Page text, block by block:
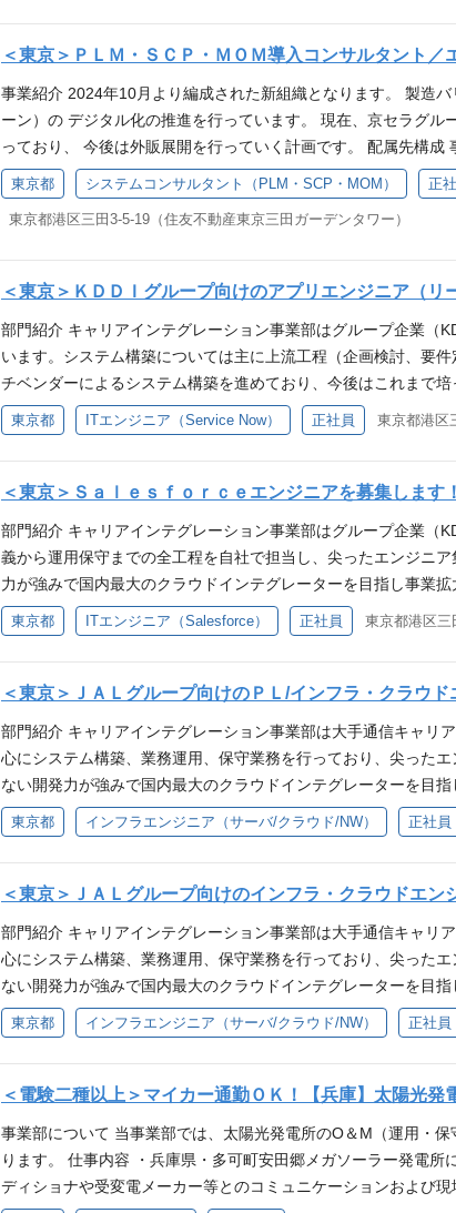
る管理職研修などもございます。また、ダイバーシティ&イン
組んでいます。 ◆スペシャリストコース 専門的な知識・スキル
別や年次を問わず160名以上の方々が認定されています。実績
も可能です。 年齢に関係なく若手でも活躍できる仕組みになっ
ースとスペシャリストコースの双方間での転換が可能です。 必
ERP/生産管理パッケージ導入経験（GLOVIA、EXPLANNER、
S、電脳工場、等） ・SAP、OracleEBS、IFS等のグローバル
人部署からのメッセージ Infor社のERPパッケージ製品と京セラ
ローバル展開を進める企業向けに事業を展開しています。 DX
中で、国内の製造業向けの導入数ナンバー１を目指して取り組
別を問わず幅広く活躍できる環境があります。 ご応募お待ちし
https://app.vachanavi.com/2025/02/19/kccs ▼採用動画（
om/watch?v=ZjWvFj3Mesk ・新卒採用向け／若手社員密着動画
recruit/ Note：https://note.com/kccs_recruit/
いただき、 各ソリューションの導入をリードいただけることを
PLM 4事業部への導入（プロジェクト規模：約8,000万円） ・
MOM 1事業部への導入（プロジェクト規模：約2億円） 必須ス
OM製品の導入経験（製品は問いません） ・製造業向けシステ
＊マネジメント経験（必須） ・プロジェクトもしくは組織マ
上) 歓迎スキル ＜PLM＞ ・Siemens社 Teamcenterの製品知識
is社 Maestro (旧称RapidResponse）の製品知識 ＜MOM＞ ・
で、新しいことにもチャレンジできる方 ・積極的に周りを巻き
にする方 キャリアステップ 製造業向けソリューション導入/業
テップアップする スペシャリストコース 、導入コンサルタン
とも可能です。 求人部署からのメッセージ ファクトリーソリュ
社としても注力領域として捉え、今後伸ばしていく事業となり
ております。 また、京セラグループのみならず日本の製造業の
ています。チャレンジできる土壌は整っており、プロジェクト
＜東京＞ＰＬＭ・ＳＣＰ・ＭＯＭ導入コンサルタント／
事業紹介 2024年10月より編成された新組織となります。 製造
ーン）の デジタル化の推進を行っています。 現在、京セラグ
っており、 今後は外販展開を行っていく計画です。 配属先構成
Mチームはそれぞれ6～10名程度で組織されています。 業務内
ソリューション「Kinaxis Maestro」 ③MOMソリューション「
ンジニアとして、 提案活動から、要件定義、導入支援、アドオ
ジェクト規模：約8,000万円） ・SCP 4事業部への導入（プ
ジェクト規模：約2億円） 必須スキル ＊下記いずれかのご経験
いません） ・製造業向けシステム導入経験（生産管理、品質管
ー経験（目安：5名以上） 歓迎スキル ＜PLM＞ ・Siemens社
経験者 ＜SCP＞ ・Kinaxis社 Maestro (旧称RapidResponse）の
人物像 ・明るく前向きで、新しいことにもチャレンジできる方
ミュニケーションを大切にする方 キャリアステップ 製造業向け
ニアコンサルタントとステップアップする スペシャリストコー
ジャ/部門マネージャとステップアップする マネジメントコース
転換をしていただくことも可能です。 求人部署からのメッセー
された組織であり、 会社としても注力領域として捉え、今後伸
ていただきたいと考えております。 また、京セラグループのみ
への貢献をしたい方からのご応募をお待ちしております。 参
SNSアカウント X(旧Twitter)：https://twitter.com/kccs_recruit
s://note.com/kccs_recruit/
東京都 システムコンサルタント（PLM・SCP・MOM） 正
東京都港区三田3-5-19（住友不動産東京三田ガーデンタワー）
＜東京＞ＫＤＤＩグループ向けのアプリエンジニア（リ
部門紹介 キャリアインテグレーション事業部はグループ企業（
います。システム構築については主に上流工程（企画検討、要
チベンダーによるシステム構築を進めており、今後はこれまで
ています。また、ServiceNowやSalesforce人員の育成に力を入
DDIグループのシステム構築案件のリーダーまたはサブリーダー
viceNowもしくはSalesforceを用いてOSS領域の刷新を行うプ
築案件に対して、上流工程（企画検討、要件定義、基本設計
詰めてシステム化を進めています。アジャイル開発で進めてお
ーダーポジションを募集しています。 開発チームをコントロー
築 基地局建設システムの刷新を想定としており、リーダーとし
eで進めており、アジャイル開発で案件を遂行しています。 ま
『スペシャリストコース』と2つのキャリアステップを用意して
とができます。 ◆マネジメントコース 役職者にはプロジェクト
力向上を図る管理職研修などもございます。また、ダイバーシ
上にも取り組んでいます。 ◆スペシャリストコース 専門的な知
立以降、性別や年次を問わず160名以上の方々が認定されていま
ンクアップも可能です。年齢に関係なく若手でも活躍できる仕
ジメントコースとスペシャリストコースの双方間での転換が可
んだ後はTLとして活躍いただきたいと考えています。チームリ
（上流）スキル ・基本設計スキル ・テストスキル（計画立案
験、資格保有 ・実装経験（言語は問いません） ・AIを用いた
験、資格保有者 ・Salesforce開発経験、資格保有者 ・アジャイ
ビスを理解し、能動的に提案ができる方 ・ユーザ視点で物事の
られ、評価される風土です。成果次第では期間も短くキャリア
価されますので、共に事業を大きく育てるよう志を高く持てる
事環境や業務効率化を目的としたカイゼン活動も行っており、
用いてコード補完、AIエージェントの検証も進んでおり、順次
取り組みたい方は会社で費用を負担し、仲間と議論を重ねなが
東京都 ITエンジニア（Service Now） 正社員 東京都港区
＜東京＞Ｓａｌｅｓｆｏｒｃｅエンジニアを募集します！
部門紹介 キャリアインテグレーション事業部はグループ企業（
義から運用保守までの全工程を自社で担当し、尖ったエンジニ
力が強みで国内最大のクラウドインテグレーターを目指し事業
リーダーまたはサブリーダーとして、以下の業務を担当いただ
渉、導入計画の策定 ・顧客の課題を分析し、Salesforceや他の
ジェクト全体の業務要件定義、実装、リリースまでの管理業務
ード開発 仕事内容（詳細） 上記販売管理領域プロジェクトにお
ルに応じて以下のような業務を担当していただきます。 ■顧客
のソリューションを用いた設計・構築・チューニング ■リーダ
システムの提案、ならびに設計・構築・導入・運用ビジネスの
守まで一貫して行うため、技術知識を高めながら、新しい技術
ャリアステップを用意しています。どちらもアメーバ経営の特
ス 役職者にはプロジェクトへの参画と同時に、組織運営をお任
います。また、ダイバーシティ&インクルージョン推進の観点
ャリストコース 専門的な知識・スキルを発揮することで事業に
以上の方々が認定されています。実績や資格取得に伴い、スペ
なく若手でも活躍できる仕組みになっており、ご自身のキャリ
ースの双方間での転換が可能です。 必須スキル ■以下の業務経
経験 歓迎するスキル ■即戦力となるスキル ・Salesforce製品を
sforceに興味がある方 ・報連相ができる方 ・自ら考え、能動的
できる方 ・新しい技術を積極的にキャッチアップし、導入を推
方 求人部署からのメッセージ Salesforceを利用したシステム設
東京都 ITエンジニア（Salesforce） 正社員 東京都港区三
＜東京＞ＪＡＬグループ向けのＰＬ/インフラ・クラウド
部門紹介 キャリアインテグレーション事業部は大手通信キャリ
心にシステム構築、業務運用、保守業務を行っており、尖った
ない開発力が強みで国内最大のクラウドインテグレーターを目
支えるITインフラ構築において、プロジェクトの「司令塔（リ
単なる進捗管理に留まらず、高度な技術的知見を背景としたス
ィングを主導。経営基盤を支えるダイナミズムを、マネジメン
メント： 課題管理、進捗管理、および品質管理の徹底 ・ステー
内容（詳細） ・運航関連システム 飛行機の安全運航に直結す
当。 ▼プロジェクト例 マルチAZ構成による高可用性アーキテ
「ダウンタイムの極小化」と「円滑な切り替え」を完遂しまし
ランザクションが発生する金融系システムのAWS化を実施。
新卒・中途を問わず多くの方が活躍中です。 キャリアステップ
『スペシャリストコース』と2つのキャリアステップを用意して
とができます。 ◆マネジメントコース 役職者にはプロジェクト
力向上を図る管理職研修などもございます。また、ダイバーシ
東京都 インフラエンジニア（サーバ/クラウド/NW） 正社員
＜東京＞ＪＡＬグループ向けのインフラ・クラウドエン
部門紹介 キャリアインテグレーション事業部は大手通信キャリ
心にシステム構築、業務運用、保守業務を行っており、尖った
ない開発力が強みで国内最大のクラウドインテグレーターを目
にかかわるシステム、航空券管理システム、社内向け管理シス
②クラウドサービス（AWS）を利用したインフラ設計/構築業
案件に、メンバーまたはリーダー候補として、プロジェクトの
チケット精算、セキュリティ基盤など、JALの事業継続に不可
務プロセスを抜本的に見直す刷新など、グループ全体の数百シ
す。 入社直後は、メンバーとして参画いただき、スキルに応じ
定例会対応(会議のファシリテート、説明・進行) ■AWSを利用
東京都 インフラエンジニア（サーバ/クラウド/NW） 正社員
＜電験二種以上＞マイカー通勤ＯＫ！【兵庫】太陽光発
事業部について 当事業部では、太陽光発電所のO＆M（運用・
ります。 仕事内容 ・兵庫県・多可町安田郷メガソーラー発電
ディショナや受変電メーカー等とのコミュニケーションおよび